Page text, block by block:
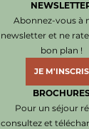
Abonnez-vous à
newsletter et ne
bon plan !
JE M'INSCRIS
Pour un séjour
consultez et